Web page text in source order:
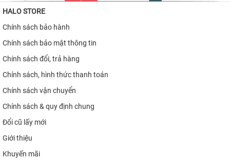
iPhone 15
iPhone 14 Pro
iPhone 14
iPhone 13
iPhone 12 Pro Max
HALO STORE
Chính sách bảo hành
Chính sách bảo mật thông tin
Chính sách đổi, trả hàng
Chính sách, hình thức thanh toán
Chính sách vận chuyển
Chính sách & quy định chung
Đổi cũ lấy mới
Giới thiệu
Khuyến mãi